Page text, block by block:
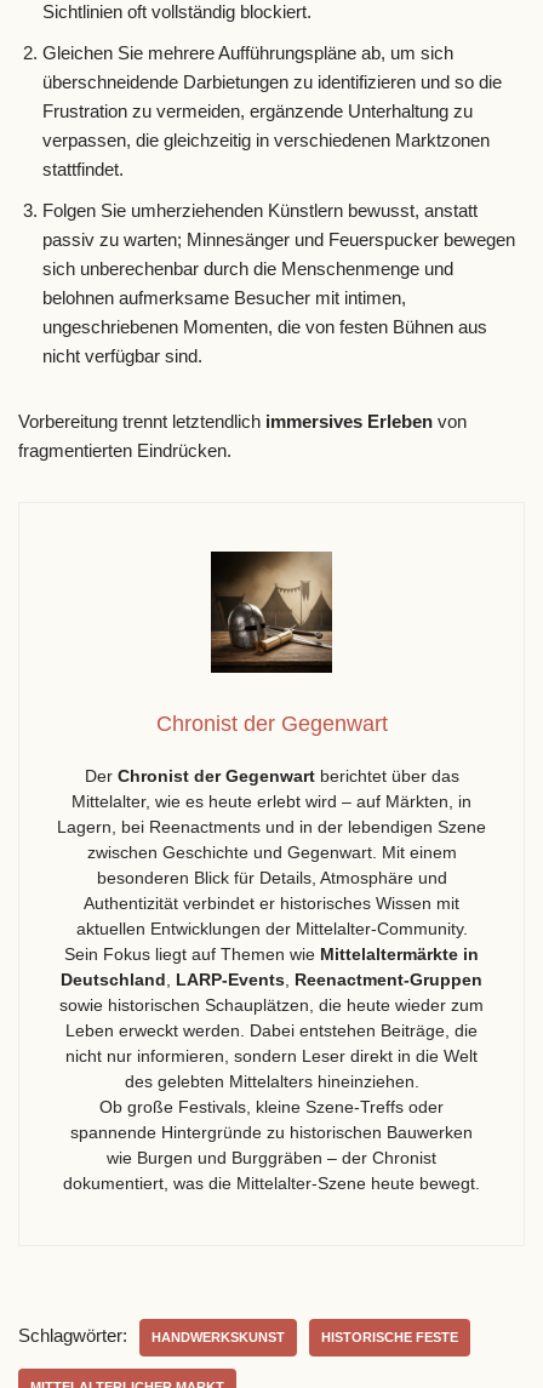
Sichtlinien oft vollständig blockiert.
Gleichen Sie mehrere Aufführungspläne ab, um sich
überschneidende Darbietungen zu identifizieren und so die
Frustration zu vermeiden, ergänzende Unterhaltung zu
verpassen, die gleichzeitig in verschiedenen Marktzonen
stattfindet.
Folgen Sie umherziehenden Künstlern bewusst, anstatt
passiv zu warten; Minnesänger und Feuerspucker bewegen
sich unberechenbar durch die Menschenmenge und
belohnen aufmerksame Besucher mit intimen,
ungeschriebenen Momenten, die von festen Bühnen aus
nicht verfügbar sind.
Vorbereitung trennt letztendlich immersives Erleben von
fragmentierten Eindrücken.
Chronist der Gegenwart
Der Chronist der Gegenwartberichtet über das
Mittelalter, wie es heute erlebt wird – auf Märkten, in
Lagern, bei Reenactments und in der lebendigen Szene
zwischen Geschichte und Gegenwart. Mit einem
besonderen Blick für Details, Atmosphäre und
Authentizität verbindet er historisches Wissen mit
aktuellen Entwicklungen der Mittelalter-Community.
Sein Fokus liegt auf Themen wie Mittelaltermärkte in
Deutschland
LARP-Events Reenactment-Gruppen
sowie historischen Schauplätzen, die heute wieder zum
Leben erweckt werden. Dabei entstehen Beiträge, die
nicht nur informieren, sondern Leser direkt in die Welt
des gelebten Mittelalters hineinziehen.
Ob große Festivals, kleine Szene-Treffs oder
spannende Hintergründe zu historischen Bauwerken
wie Burgen und Burggräben – der Chronist
dokumentiert, was die Mittelalter-Szene heute bewegt.
Schlagwörter: HANDWERKSKUNST HISTORISCHE FESTE